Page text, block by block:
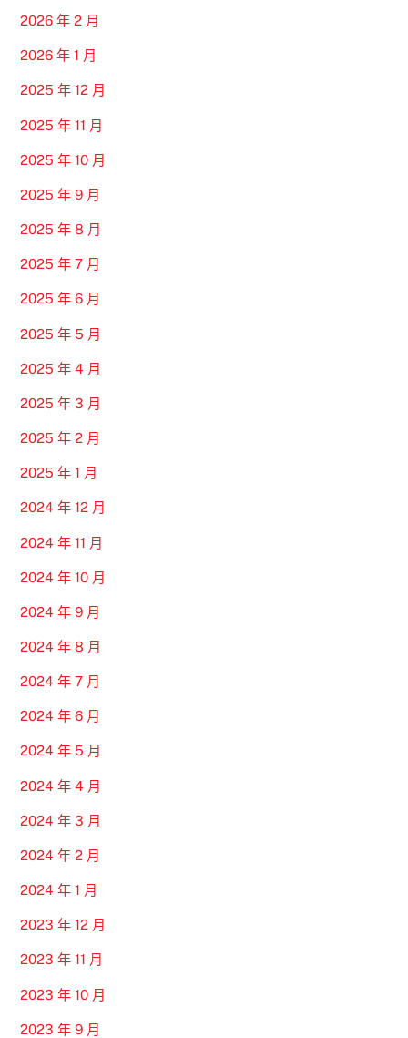
2026 年 2 月
2026 年 1 月
2025 年 12 月
2025 年 11 月
2025 年 10 月
2025 年 9 月
2025 年 8 月
2025 年 7 月
2025 年 6 月
2025 年 5 月
2025 年 4 月
2025 年 3 月
2025 年 2 月
2025 年 1 月
2024 年 12 月
2024 年 11 月
2024 年 10 月
2024 年 9 月
2024 年 8 月
2024 年 7 月
2024 年 6 月
2024 年 5 月
2024 年 4 月
2024 年 3 月
2024 年 2 月
2024 年 1 月
2023 年 12 月
2023 年 11 月
2023 年 10 月
2023 年 9 月